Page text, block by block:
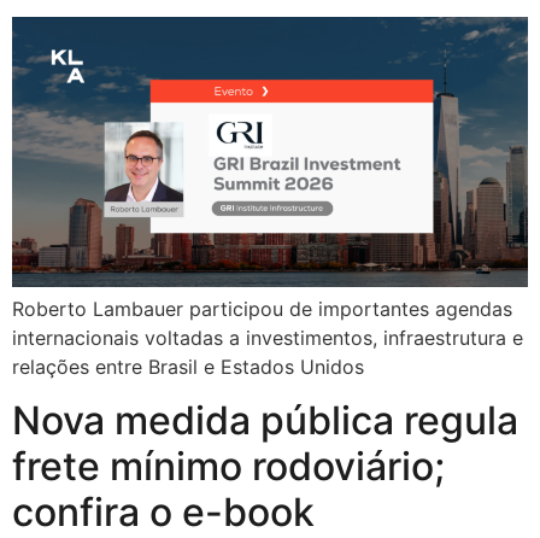
Roberto Lambauer participou de importantes agendas
internacionais voltadas a investimentos, infraestrutura e
relações entre Brasil e Estados Unidos
Nova medida pública regula
frete mínimo rodoviário;
confira o e-book